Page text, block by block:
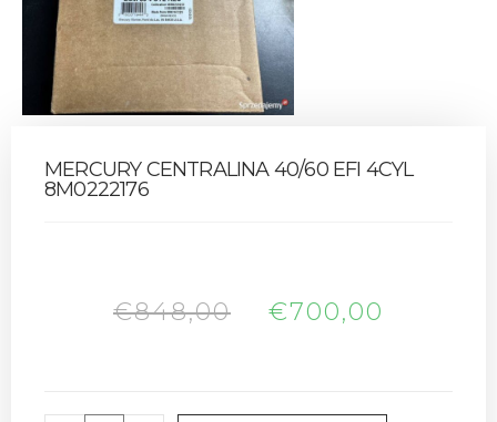
MERCURY CENTRALINA 40/60 EFI 4CYL
8M0222176
€848,00 €700,00